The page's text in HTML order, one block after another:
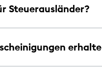
Steuerausländer?